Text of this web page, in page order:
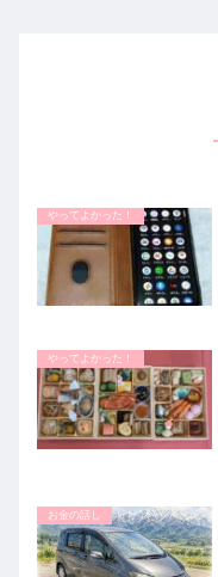
やってよかった！
やってよかった！
お金の話し